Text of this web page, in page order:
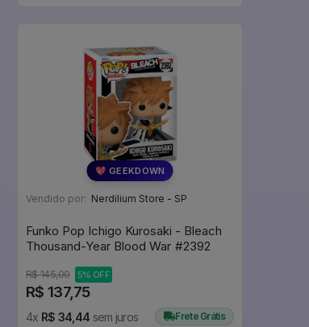
💖 GEEKDOWN
Vendido por: Nerdilium Store - SP
Funko Pop Ichigo Kurosaki - Bleach
Thousand-Year Blood War #2392
R$ 145,00 5% OFF
R$ 137,75
4x R$ 34,44 sem juros Frete Grátis